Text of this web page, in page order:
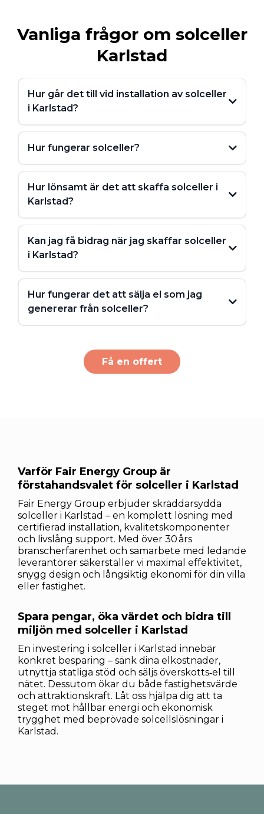
Vanliga frågor om solceller
Karlstad
Hur går det till vid installation av solceller
i Karlstad?
2. Projektering och offert
3. Montering och installation
4. Driftsättning och support
Hur fungerar solceller?
Hur lönsamt är det att skaffa solceller i
Karlstad?
Kan jag få bidrag när jag skaffar solceller
i Karlstad?
https://www.skatteverket.se/
Hur fungerar det att sälja el som jag
genererar från solceller?
https://ei.se/konsument/el/mikroproduktion-av-
el
Få en offert
Varför Fair Energy Group är
förstahandsvalet för solceller i Karlstad
Fair Energy Group erbjuder skräddarsydda
solceller i Karlstad – en komplett lösning med
certifierad installation, kvalitetskomponenter
och livslång support. Med över 30 års
branscherfarenhet och samarbete med ledande
leverantörer säkerställer vi maximal effektivitet,
snygg design och långsiktig ekonomi för din villa
eller fastighet.
Spara pengar, öka värdet och bidra till
miljön med solceller i Karlstad
En investering i solceller i Karlstad innebär
konkret besparing – sänk dina elkostnader,
utnyttja statliga stöd och säljs överskotts‑el till
nätet. Dessutom ökar du både fastighetsvärde
och attraktionskraft. Låt oss hjälpa dig att ta
steget mot hållbar energi och ekonomisk
trygghet med beprövade solcellslösningar i
Karlstad.